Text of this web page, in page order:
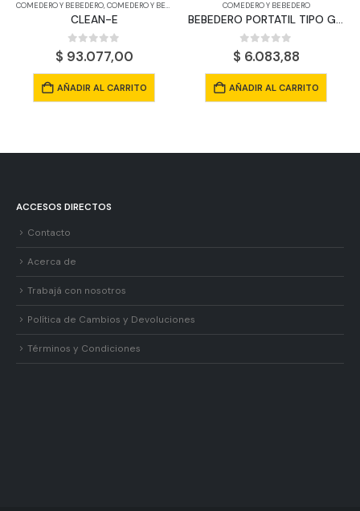
COMEDERO Y BEBEDERO,COMEDERO Y BEBEDERO
CLEAN-E
0 out of 5
$ 93.077,00
AÑADIR AL CARRITO
COMEDERO Y BEBEDERO
BEBEDERO PORTATIL TIPO GARRAFA
0out of 5
$ 6.083,88
AÑADIR AL CARRITO
ACCESOS DIRECTOS
Contacto
Acerca de
Trabajá con nosotros
Política de Cambios y Devoluciones
Términos y Condiciones